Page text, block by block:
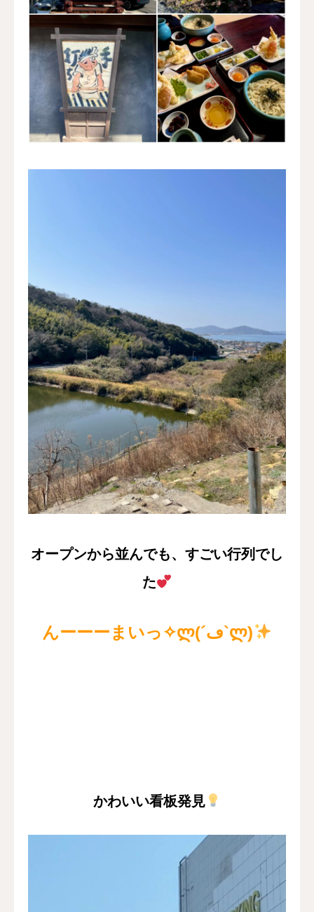
オープンから並んでも、 すごい行列でし
た
んーーーまいっ✧ლ(´ڡ`ლ)
かわいい看板発見